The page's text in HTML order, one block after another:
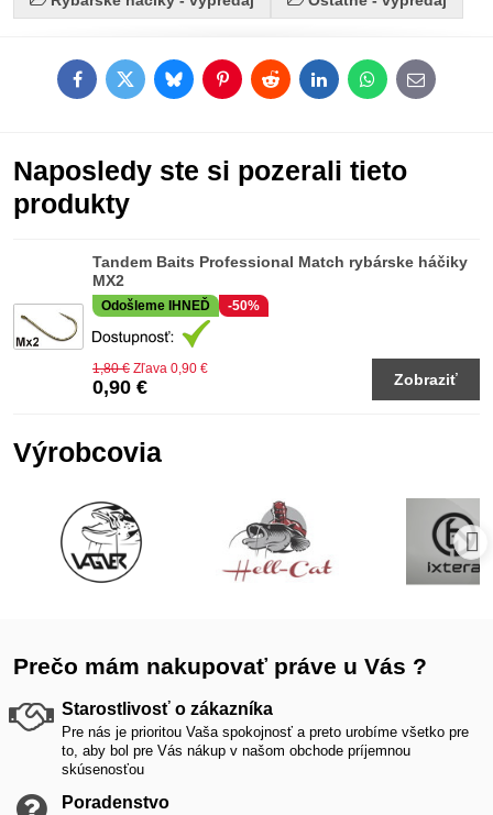
FacebookTwitterBlueskyPinterestRedditLinkedInWhatsApp
E-
mail
Naposledy ste si pozerali tieto
produkty
Tandem Baits Professional Match rybárske háčiky
MX2
Odošleme IHNEĎ -50%
0,90 €
1,80 € Zľava 0,90 €
Zobraziť
Výrobcovia
Prečo mám nakupovať práve u Vás ?
Starostlivosť o zákazníka
Pre nás je prioritou Vaša spokojnosť a preto urobíme všetko pre
to, aby bol pre Vás nákup v našom obchode príjemnou
skúsenosťou
Poradenstvo